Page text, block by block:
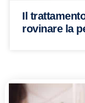
Il
rovinare la